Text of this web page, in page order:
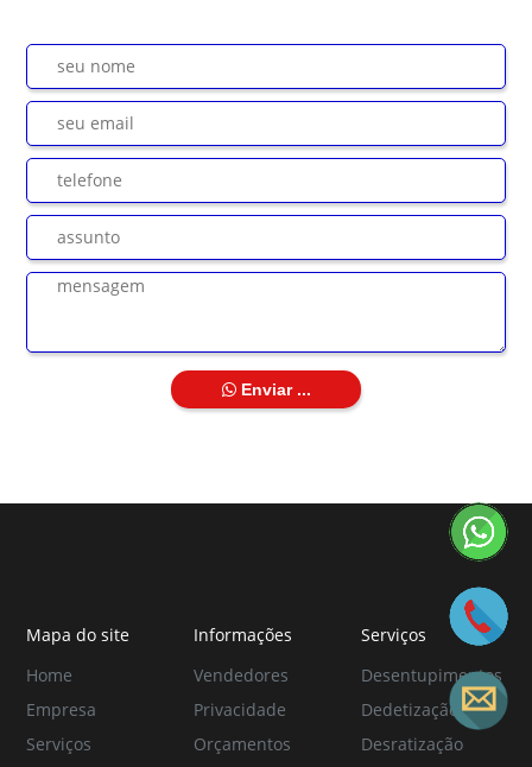
Enviar ...
Mapa do site
Home
Empresa
Serviços
Informações
Vendedores
Privacidade
Orçamentos
Serviços
Desentupimentos
Dedetização
Desratização